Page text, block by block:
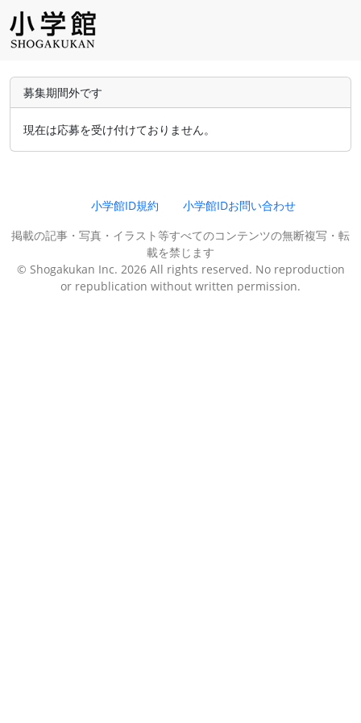
募集期間外です
現在は応募を受け付けておりません。
小学館ID規約
小学館IDお問い合わせ
掲載の記事・写真・イラスト等すべてのコンテンツの無断複写・転
載を禁じます
© Shogakukan Inc. 2026 All rights reserved. No reproduction
or republication without written permission.